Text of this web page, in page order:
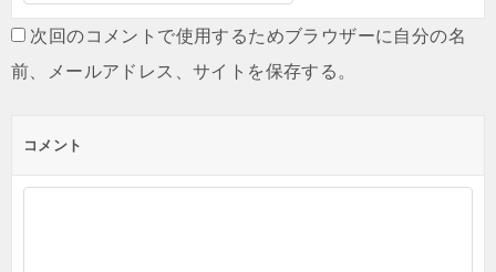
次回のコメントで使用するためブラウザーに自分の名
前、メールアドレス、サイトを保存する。
コメント